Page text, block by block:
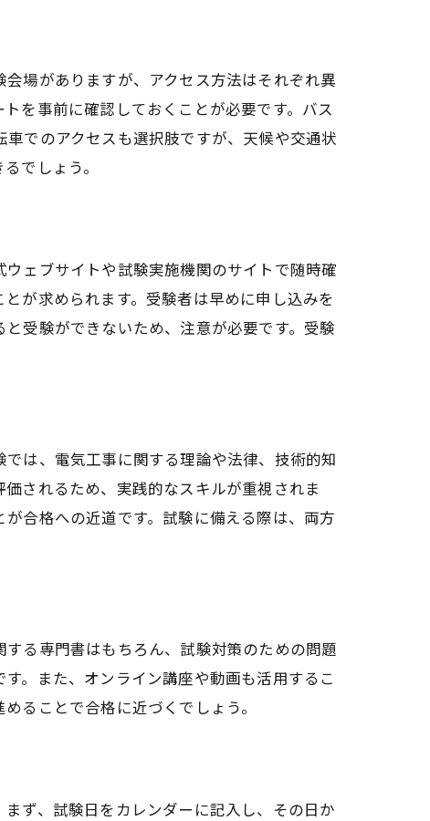
るコツ
市川崎区
場がありますが、アクセス方法はそれぞれ異
を事前に確認しておくことが必要です。バス
でのアクセスも選択肢ですが、天候や交通状
でしょう。
ェブサイトや試験実施機関のサイトで随時確
が求められます。受験者は早めに申し込みを
受験ができないため、注意が必要です。受験
は、電気工事に関する理論や法律、技術的知
されるため、実践的なスキルが重視されま
合格への近道です。試験に備える際は、両方
る専門書はもちろん、試験対策のための問題
。また、オンライン講座や動画も活用するこ
ることで合格に近づくでしょう。
ず、試験日をカレンダーに記入し、その日か